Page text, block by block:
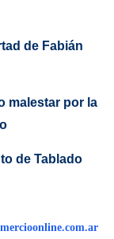
de Fabián
malestar por la
de Tablado